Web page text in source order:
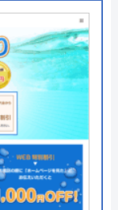
）
ド
ご確認ください
めの理由